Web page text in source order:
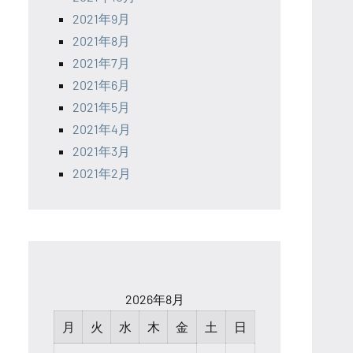
2021年9月
2021年8月
2021年7月
2021年6月
2021年5月
2021年4月
2021年3月
2021年2月
2026年8月
月
火 水 木 金 土 日